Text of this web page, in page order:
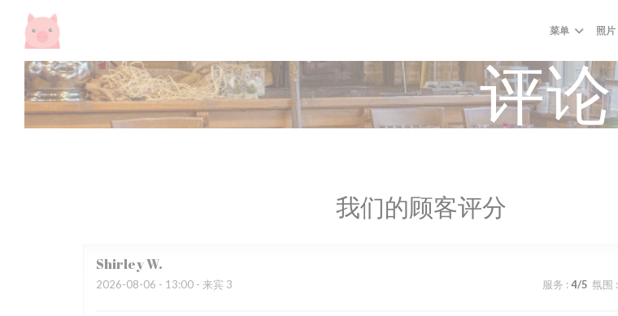
Cookie管理面板
菜单 照片
评论
我们的顾客评分
ShirleyW
2026-08-06 - 13:00 - 来宾 3 服务 : 4/5 氛围 :